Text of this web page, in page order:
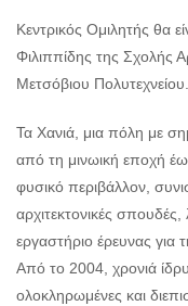
Κεντρικός Ομιλητής θα
Φιλιππίδης της Σχολής
Μετσόβιου Πολυτεχνείου.
Τα Χανιά, μια πόλη με
από τη μινωική εποχή
φυσικό περιβάλλον,
αρχιτεκτονικές
εργαστήριο έρευνας για
Από το 2004, χρονιά
ολοκληρωμένες και